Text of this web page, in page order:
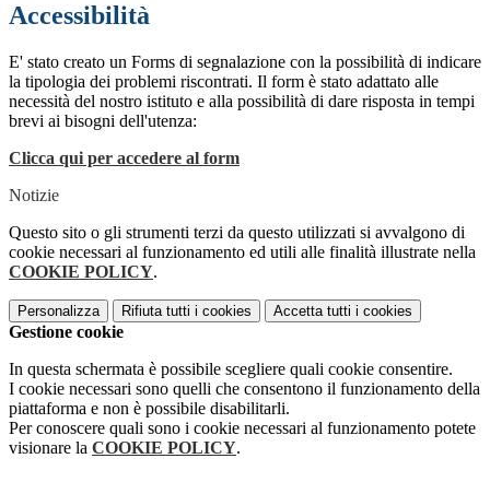
Accessibilità
E' stato creato un Forms di segnalazione con la possibilità di indicare
la tipologia dei problemi riscontrati. Il form è stato adattato alle
necessità del nostro istituto e alla possibilità di dare risposta in tempi
brevi ai bisogni dell'utenza:
Clicca qui per accedere al form
Notizie
Questo sito o gli strumenti terzi da questo utilizzati si avvalgono di
cookie necessari al funzionamento ed utili alle finalità illustrate nella
COOKIE POLICY.
Personalizza Rifiuta tutti i cookies Accetta tutti i cookies
Gestione cookie
In questa schermata è possibile scegliere quali cookie consentire.
I cookie necessari sono quelli che consentono il funzionamento della
piattaforma e non è possibile disabilitarli.
Per conoscere quali sono i cookie necessari al funzionamento potete
visionare la COOKIE POLICY.